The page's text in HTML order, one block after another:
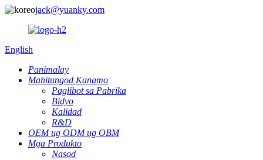
jack@yuanky.com
English
Panimalay
Mahitungod Kanamo
Paglibot sa Pabrika
Bidyo
Kalidad
R&D
OEM ug ODM ug OBM
Mga Produkto
Nasod